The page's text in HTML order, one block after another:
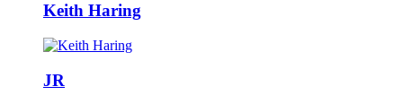
Keith Haring
JR